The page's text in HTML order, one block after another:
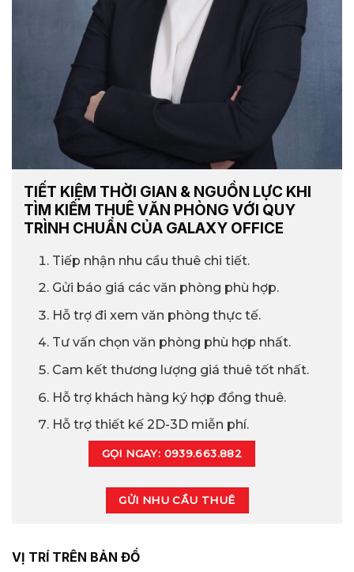
TIẾT KIỆM THỜI GIAN & NGUỒN LỰC KHI
TÌM KIẾM THUÊ VĂN PHÒNG VỚI QUY
TRÌNH CHUẨN CỦA GALAXY OFFICE
Tiếp nhận nhu cầu thuê chi tiết.
Gửi báo giá các văn phòng phù hợp.
Hỗ trợ đi xem văn phòng thực tế.
Tư vấn chọn văn phòng phù hợp nhất.
Cam kết thương lượng giá thuê tốt nhất.
Hỗ trợ khách hàng ký hợp đồng thuê.
Hỗ trợ thiết kế 2D-3D miễn phí.
GỌI NGAY: 0939.663.882
GỬI NHU CẦU THUÊ
VỊ TRÍ TRÊN BẢN ĐỒ